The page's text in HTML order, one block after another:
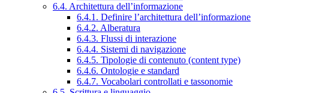
6.4. Architettura dell’informazione
6.4.1. Definire l’architettura dell’informazione
6.4.2. Alberatura
6.4.3. Flussi di interazione
6.4.4. Sistemi di navigazione
6.4.5. Tipologie di contenuto (content type)
6.4.6. Ontologie e standard
6.4.7. Vocabolari controllati e tassonomie